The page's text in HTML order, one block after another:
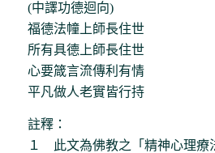
(中譯功德迴向)
福德法幢上師長住世
所有具德上師長住世
心要箴言流傳利有情
平凡做人老實皆行持
註釋：
１ 此文為佛教之「精神心理療